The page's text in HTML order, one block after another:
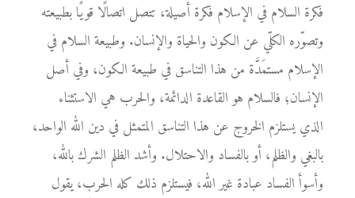
فكرة السلام في الإسلام فكرة أصيلة، تتصل اتصالًا قويًا بطبيعته
وتصوّره الكلّي عن الكون والحياة والإنسان. وطبيعة السلام في
الإسلام مستمَدَّة من هذا التناسق في طبيعة الكون، وفي أصل
الإنسان؛ فالسلام هو القاعدة الدائمة، والحرب هي الاستثناء
الذي يستلزم الخروج عن هذا التناسق المتمثل في دين الله الواحد،
بالبغي والظلم، أو بالفساد والاحتلال. وأشد الظلم الشرك بالله،
وأسوأ الفساد عبادة غير الله، فيستلزم ذلك كله الحرب، يقول